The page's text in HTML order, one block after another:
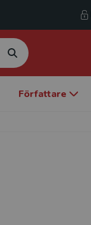
Författare